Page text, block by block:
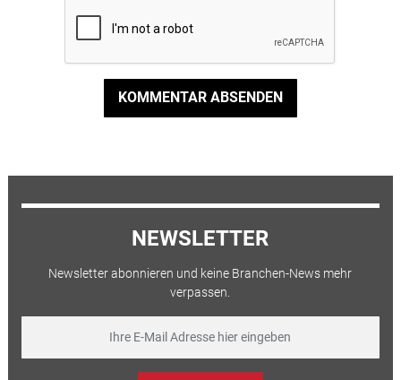
KOMMENTAR ABSENDEN
NEWSLETTER
Newsletter abonnieren und keine Branchen-News mehr
verpassen.